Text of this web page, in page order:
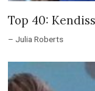
Top 40:
– Julia Roberts